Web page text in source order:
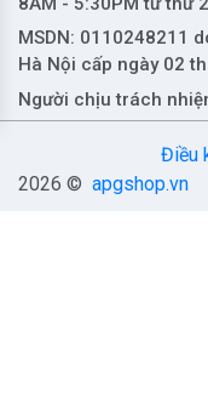
MSDN: 0110248211
Hà Nội cấp ngày 02
Người chịu trách
2026 © apgshop.vn
Điều